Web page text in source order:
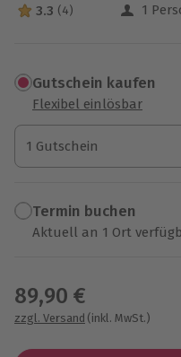
3.3 Sterne von 5 aus 4
3.3 (4) 1
Gutschein kaufen
Flexibel einlösbar
1 Gutschein
1 Gutschein
1 Gutschein
Termin buchen
Aktuell an 1 Ort
89,90 €
zzgl. Versand (inkl. MwSt.)